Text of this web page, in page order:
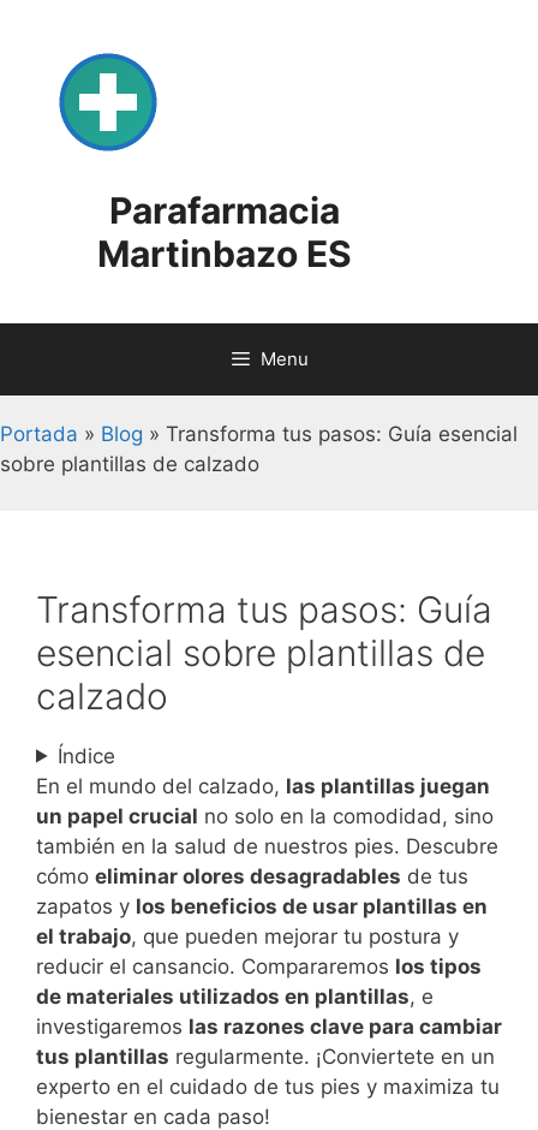
content
Parafarmacia
Martinbazo ES
Menu
Portada » Blog » Transforma tus pasos: Guía esencial
sobre plantillas de calzado
Transforma tus pasos: Guía
esencial sobre plantillas de
calzado
Índice
En el mundo del calzado, las plantillas juegan
un papel crucial no solo en la comodidad, sino
también en la salud de nuestros pies. Descubre
cómo eliminar olores desagradables de tus
zapatos y los beneficios de usar plantillas en
el trabajo, que pueden mejorar tu postura y
reducir el cansancio. Compararemos los tipos
de materiales utilizados en plantillas, e
investigaremos las razones clave para cambiar
tus plantillas regularmente. ¡Conviertete en un
experto en el cuidado de tus pies y maximiza tu
bienestar en cada paso!